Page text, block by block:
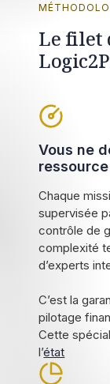
Le filet
Vous ne
ressource
Chaque
supervisée
contrôle de
complexité
d’experts
C’est la
pilotage
Cette
l’état